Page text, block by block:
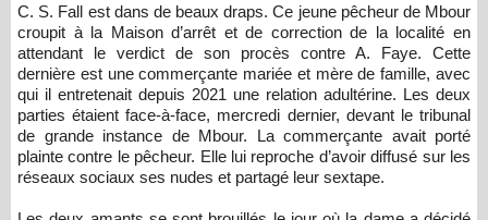
C. S. Fall est dans de beaux draps. Ce jeune pêcheur de Mbour
croupit à la Maison d’arrêt et de correction de la localité en
attendant le verdict de son procès contre A. Faye. Cette
dernière est une commerçante mariée et mère de famille, avec
qui il entretenait depuis 2021 une relation adultérine. Les deux
parties étaient face-à-face, mercredi dernier, devant le tribunal
de grande instance de Mbour. La commerçante avait porté
plainte contre le pêcheur. Elle lui reproche d’avoir diffusé sur les
réseaux sociaux ses nudes et partagé leur sextape.